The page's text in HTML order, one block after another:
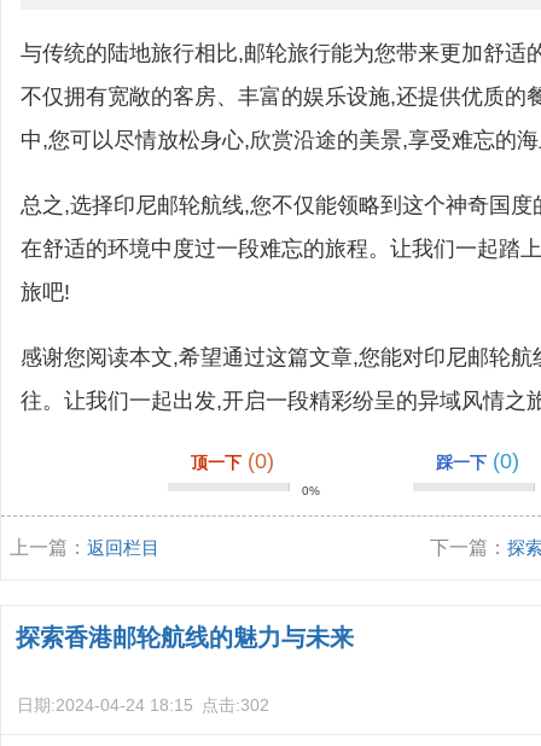
与传统的陆地旅行相比,邮轮旅行能为您带来更加舒适
不仅拥有宽敞的客房、丰富的娱乐设施,还提供优质的
中,您可以尽情放松身心,欣赏沿途的美景,享受难忘的
总之,选择印尼邮轮航线,您不仅能领略到这个神奇国
在舒适的环境中度过一段难忘的旅程。让我们一起踏
旅吧!
感谢您阅读本文,希望通过这篇文章,您能对印尼邮轮
往。让我们一起出发,开启一段精彩纷呈的异域风情之
顶一下 (0)
0%
踩一下 (0)
上一篇： 返回栏目 下一篇：探
趣
探索香港邮轮航线的魅力与未来
日期:2024-04-24 18:15 点击:302